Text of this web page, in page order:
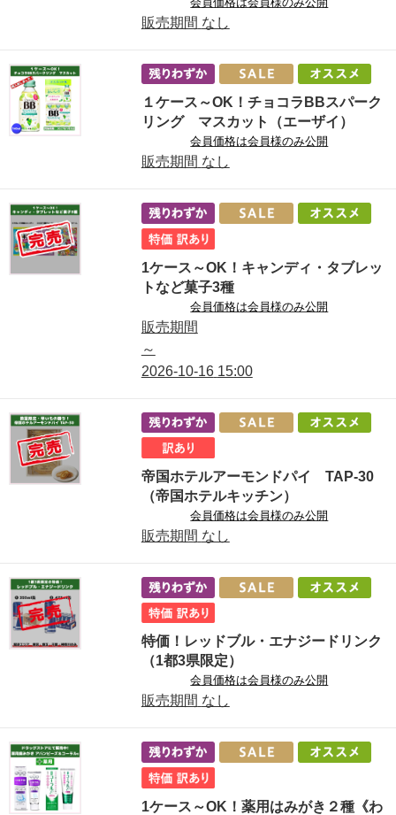
販売期間 なし
１ケース～OK！チョコラBBスパーク
リング マスカット（エーザイ）
会員価格は会員様のみ公開
販売期間 なし
1ケース～OK！キャンディ・タブレッ
トなど菓子3種
会員価格は会員様のみ公開
販売期間
～
2026-10-16 15:00
帝国ホテルアーモンドパイ TAP-30
（帝国ホテルキッチン）
会員価格は会員様のみ公開
販売期間 なし
特価！レッドブル・エナジードリンク
（1都3県限定）
会員価格は会員様のみ公開
販売期間 なし
1ケース～OK！薬用はみがき２種《わ